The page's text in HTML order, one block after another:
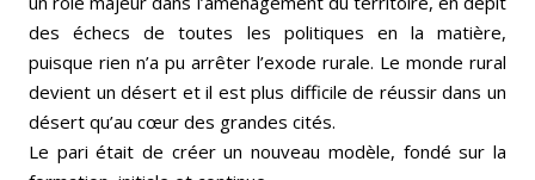
des échecs de toutes les politiques en la matière,
puisque rien n’a pu arrêter l’exode rurale. Le monde rural
devient un désert et il est plus difficile de réussir dans un
désert qu’au cœur des grandes cités.
Le pari était de créer un nouveau modèle, fondé sur la